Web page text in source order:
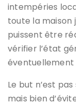
intempéries
toute la maison
puissent être
vérifier l’état
éventuellement
Le but n’est
mais bien